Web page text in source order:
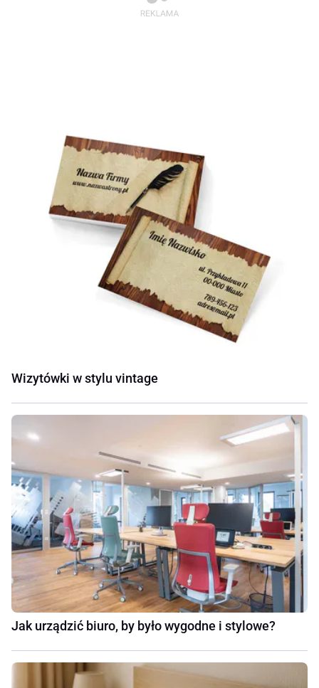
Wizytówki w stylu vintage
Jak urządzić biuro, by było wygodne i stylowe?